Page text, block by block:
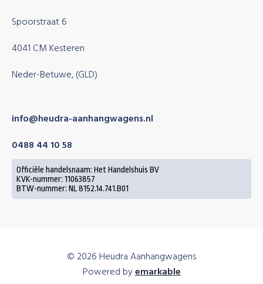
Spoorstraat 6
4041 CM Kesteren
Neder-Betuwe, (GLD)
info@heudra-aanhangwagens.nl
0488 44 10 58
Officiële handelsnaam: Het Handelshuis BV
KVK-nummer: 11063857
BTW-nummer: NL 8152.14.741.B01
© 2026 Heudra Aanhangwagens
Powered byemarkable